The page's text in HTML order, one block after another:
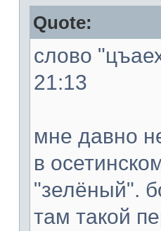
Quote:
слово
21:13
мне давно
в
"зелёный".
там такой